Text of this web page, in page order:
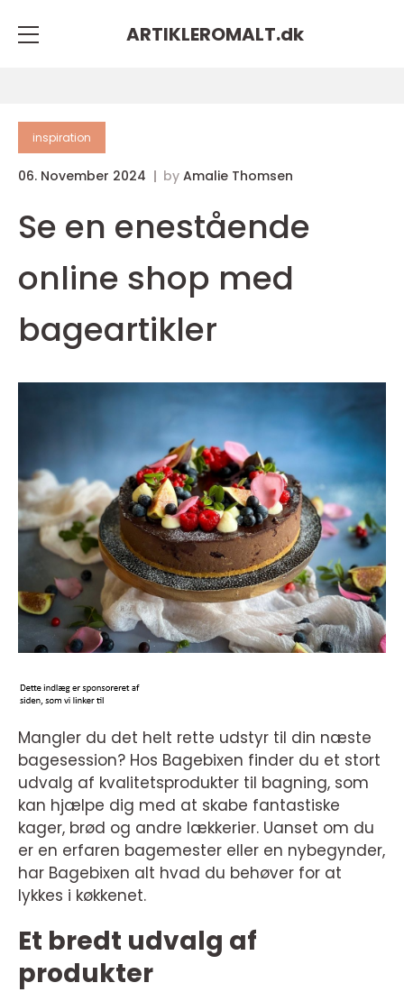
ARTIKLEROMALT.dk
inspiration
06. November 2024 by Amalie Thomsen
Se en enestående
online shop med
bageartikler
Mangler du det helt rette udstyr til din næste
bagesession? Hos Bagebixen finder du et stort
udvalg af kvalitetsprodukter til bagning, som
kan hjælpe dig med at skabe fantastiske
kager, brød og andre lækkerier. Uanset om du
er en erfaren bagemester eller en nybegynder,
har Bagebixen alt hvad du behøver for at
lykkes i køkkenet.
Et bredt udvalg af
produkter